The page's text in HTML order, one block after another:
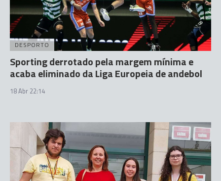
DESPORTO
Sporting derrotado pela margem mínima e
acaba eliminado da Liga Europeia de andebol
18 Abr 22:14